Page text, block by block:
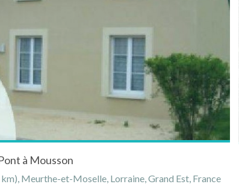
à Mousson
Meurthe-et-Moselle, Lorraine, Grand Est, France